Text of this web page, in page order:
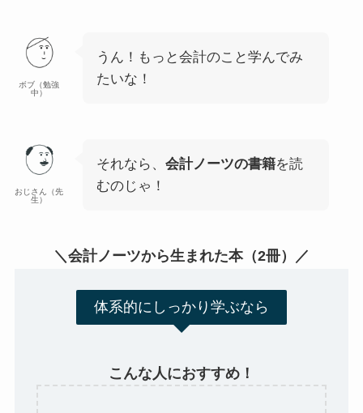
ボブ（勉強
中）
うん！もっと会計のこと学んでみ
たいな！
おじさん（先
生）
それなら、 会計ノーツの書籍を読
むのじゃ！
＼会計ノーツから生まれた本（2冊）／
体系的にしっかり学ぶなら
こんな人におすすめ！